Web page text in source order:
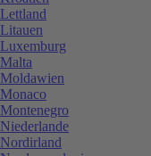
Lettland
Litauen
Luxemburg
Malta
Moldawien
Monaco
Montenegro
Niederlande
Nordirland